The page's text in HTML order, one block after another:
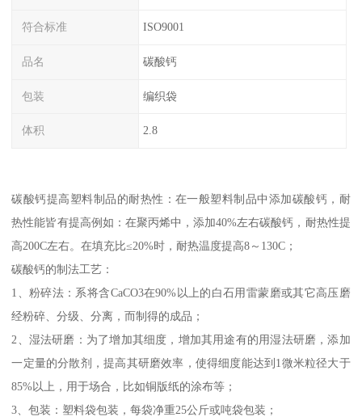
符合标准 ISO9001
品名 碳酸钙
包装 编织袋
体积 2.8
碳酸钙提高塑料制品的耐热性：在一般塑料制品中添加碳酸钙，耐
热性能皆有提高例如：在聚丙烯中，添加40%左右碳酸钙，耐热性提
高200C左右。在填充比≤20%时，耐热温度提高8～130C；
碳酸钙的制法工艺：
1、粉碎法：系将含CaCO3在90%以上的白石用雷蒙磨或其它高压磨
经粉碎、分级、分离，而制得的成品；
2、湿法研磨：为了增加其细度，增加其用途有的用湿法研磨，添加
一定量的分散剂，提高其研磨效率，使得细度能达到1微米粒径大于
85%以上，用于场合，比如铜版纸的涂布等；
3、包装：塑料袋包装，每袋净重25公斤或吨袋包装；